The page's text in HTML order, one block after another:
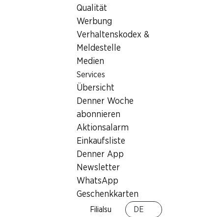
Qualität
Werbung
Verhaltenskodex &
Meldestelle
Medien
Services
Übersicht
Denner Woche
abonnieren
Aktionsalarm
Einkaufsliste
Denner App
Newsletter
WhatsApp
Geschenkkarten
Filialsu
DE
Bargeldbezug mit Post - / M-Card